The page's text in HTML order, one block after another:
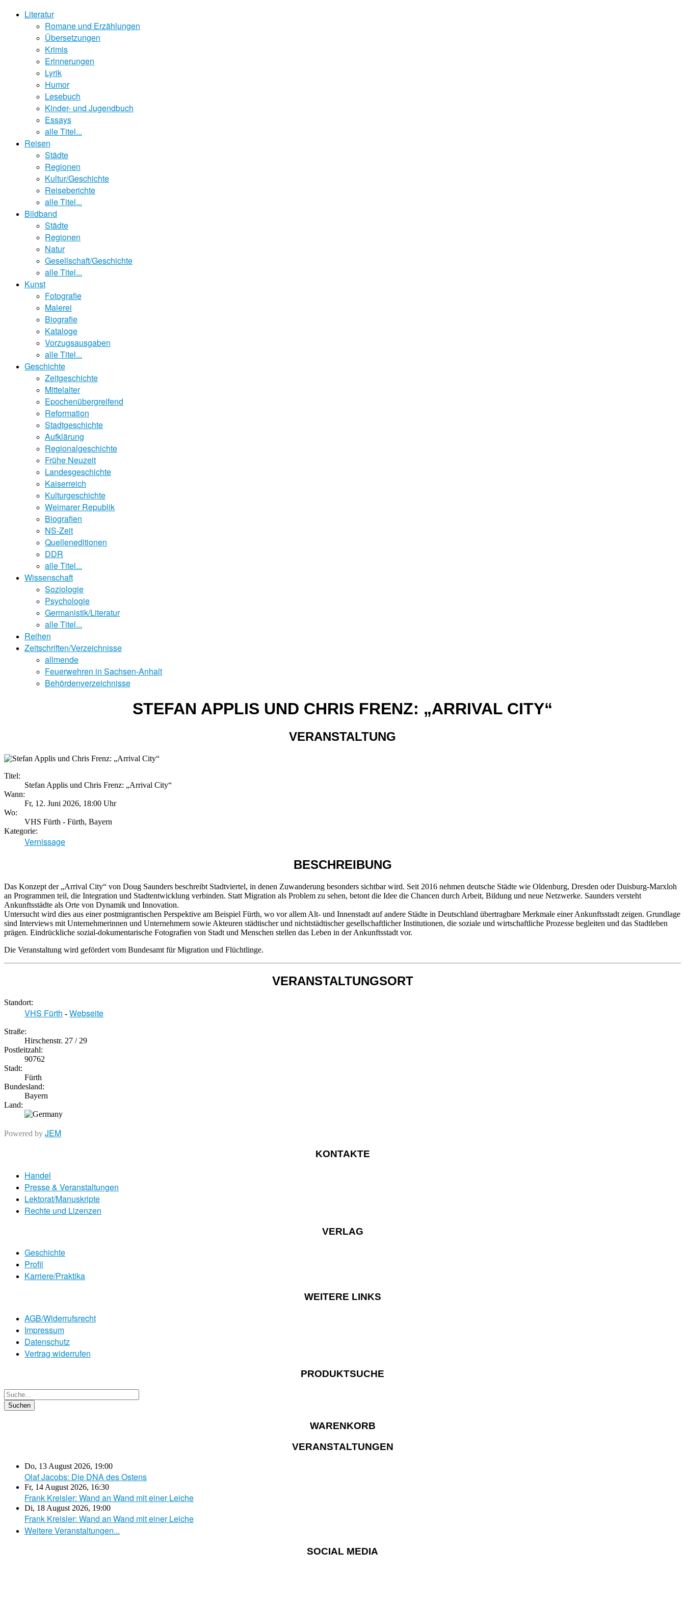
Literatur
Romane und Erzählungen
Übersetzungen
Krimis
Erinnerungen
Lyrik
Humor
Lesebuch
Kinder- und Jugendbuch
Essays
alle Titel...
Reisen
Städte
Regionen
Kultur/Geschichte
Reiseberichte
alle Titel...
Bildband
Städte
Regionen
Natur
Gesellschaft/Geschichte
alle Titel...
Kunst
Fotografie
Malerei
Biografie
Kataloge
Vorzugsausgaben
alle Titel...
Geschichte
Zeitgeschichte
Mittelalter
Epochenübergreifend
Reformation
Stadtgeschichte
Aufklärung
Regionalgeschichte
Frühe Neuzeit
Landesgeschichte
Kaiserreich
Kulturgeschichte
Weimarer Republik
Biografien
NS-Zeit
Quelleneditionen
DDR
alle Titel...
Wissenschaft
Soziologie
Psychologie
Germanistik/Literatur
alle Titel...
Reihen
Zeitschriften/Verzeichnisse
allmende
Feuerwehren in Sachsen-Anhalt
Behördenverzeichnisse
STEFAN APPLIS UND CHRIS FRENZ: „ARRIVAL CITY“
VERANSTALTUNG
Titel:
Stefan Applis und Chris Frenz: „Arrival City“
Wann:
Fr, 12. Juni 2026, 18:00 Uhr
Wo:
VHS Fürth - Fürth, Bayern
Kategorie:
Vernissage
BESCHREIBUNG
Das Konzept der „Arrival City“ von Doug Saunders beschreibt Stadtviertel, in denen Zuwanderung besonders sichtbar wird. Seit 2016 nehmen deutsche Städte wie Oldenburg, Dresden oder Duisburg-Marxloh
an Programmen teil, die Integration und Stadtentwicklung verbinden. Statt Migration als Problem zu sehen, betont die Idee die Chancen durch Arbeit, Bildung und neue Netzwerke. Saunders versteht
Ankunftsstädte als Orte von Dynamik und Innovation.
Untersucht wird dies aus einer postmigrantischen Perspektive am Beispiel Fürth, wo vor allem Alt- und Innenstadt auf andere Städte in Deutschland übertragbare Merkmale einer Ankunftsstadt zeigen. Grundlage
sind Interviews mit Unternehmerinnen und Unternehmern sowie Akteuren städtischer und nichtstädtischer gesellschaftlicher Institutionen, die soziale und wirtschaftliche Prozesse begleiten und das Stadtleben
prägen. Eindrückliche sozial-dokumentarische Fotografien von Stadt und Menschen stellen das Leben in der Ankunftsstadt vor.
Die Veranstaltung wird gefördert vom Bundesamt für Migration und Flüchtlinge.
VERANSTALTUNGSORT
Standort:
VHS Fürth - Webseite
Straße:
Hirschenstr. 27 / 29
Postleitzahl:
90762
Stadt:
Fürth
Bundesland:
Bayern
Land:
Powered by JEM
KONTAKTE
Handel
Presse & Veranstaltungen
Lektorat/Manuskripte
Rechte und Lizenzen
VERLAG
Geschichte
Profil
Karriere/Praktika
WEITERE LINKS
AGB/Widerrufsrecht
Impressum
Datenschutz
Vertrag widerrufen
PRODUKTSUCHE
WARENKORB
VERANSTALTUNGEN
Do, 13 August 2026, 19:00
Olaf Jacobs: Die DNA des Ostens
Fr, 14 August 2026, 16:30
Frank Kreisler: Wand an Wand mit einer Leiche
Di, 18 August 2026, 19:00
Frank Kreisler: Wand an Wand mit einer Leiche
Weitere Veranstaltungen...
SOCIAL MEDIA